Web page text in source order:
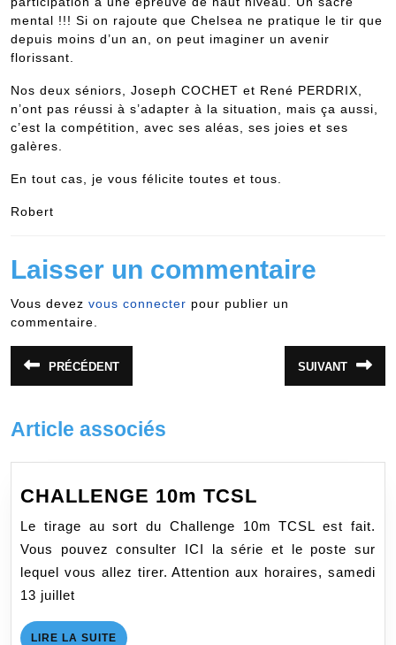
mental !!! Si on rajoute que Chelsea ne pratique le tir que
depuis moins d’un an, on peut imaginer un avenir
florissant.
Nos deux séniors, Joseph COCHET et René PERDRIX,
n’ont pas réussi à s’adapter à la situation, mais ça aussi,
c’est la compétition, avec ses aléas, ses joies et ses
galères.
En tout cas, je vous félicite toutes et tous.
Robert
Laisser un commentaire
Vous devez vous connecter pour publier un
commentaire.
Navigation
de
PRÉCÉDENT
précédent
SUIVANT
suivant
Article associés
CHALLENGE 10m TCSL
10m
TCSL
Le tirage au sort du Challenge 10m TCSL est fait.
Vous pouvez consulter ICI la série et le poste sur
lequel vous allez tirer. Attention aux horaires, samedi
13 juillet
LIRE LA SUITE LIRE